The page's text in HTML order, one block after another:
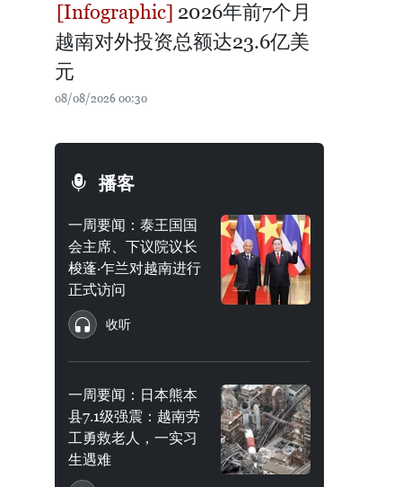
2026年前7个月
越南对外投资总额达23.6亿美
元
08/08/2026 00:30
播客
一周要闻：泰王国国
会主席、下议院议长
梭蓬·乍兰对越南进行
正式访问
收听
一周要闻：日本熊本
县7.1级强震：越南劳
工勇救老人，一实习
生遇难